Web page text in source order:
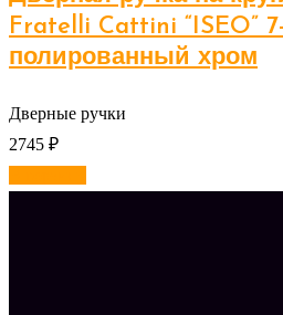
Fratelli Cattini “ISEO”
полированный хром
Дверные ручки
2745 ₽